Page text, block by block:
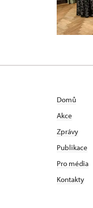
Domů
Akce
Zprávy
Publikace
Pro média
Kontakty